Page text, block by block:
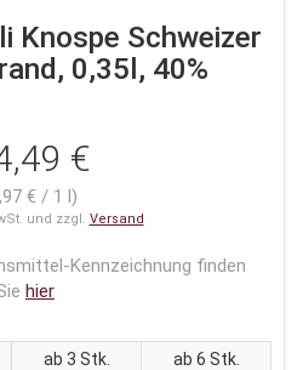
Knospe Schweizer
0,35l, 40%
€
€ / 1 l)
und zzgl. Versand
Kennzeichnung finden
hier
ab 3 Stk. ab 6 Stk.